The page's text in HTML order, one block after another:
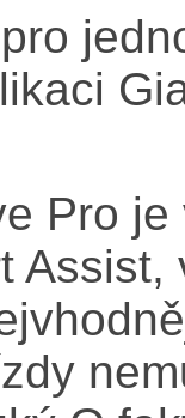
Pro